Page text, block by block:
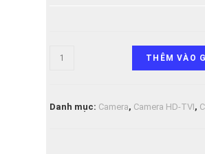
Camera
2.0MP
THÊM VÀO
Danh mục: Camera, Camera HD-TVI,